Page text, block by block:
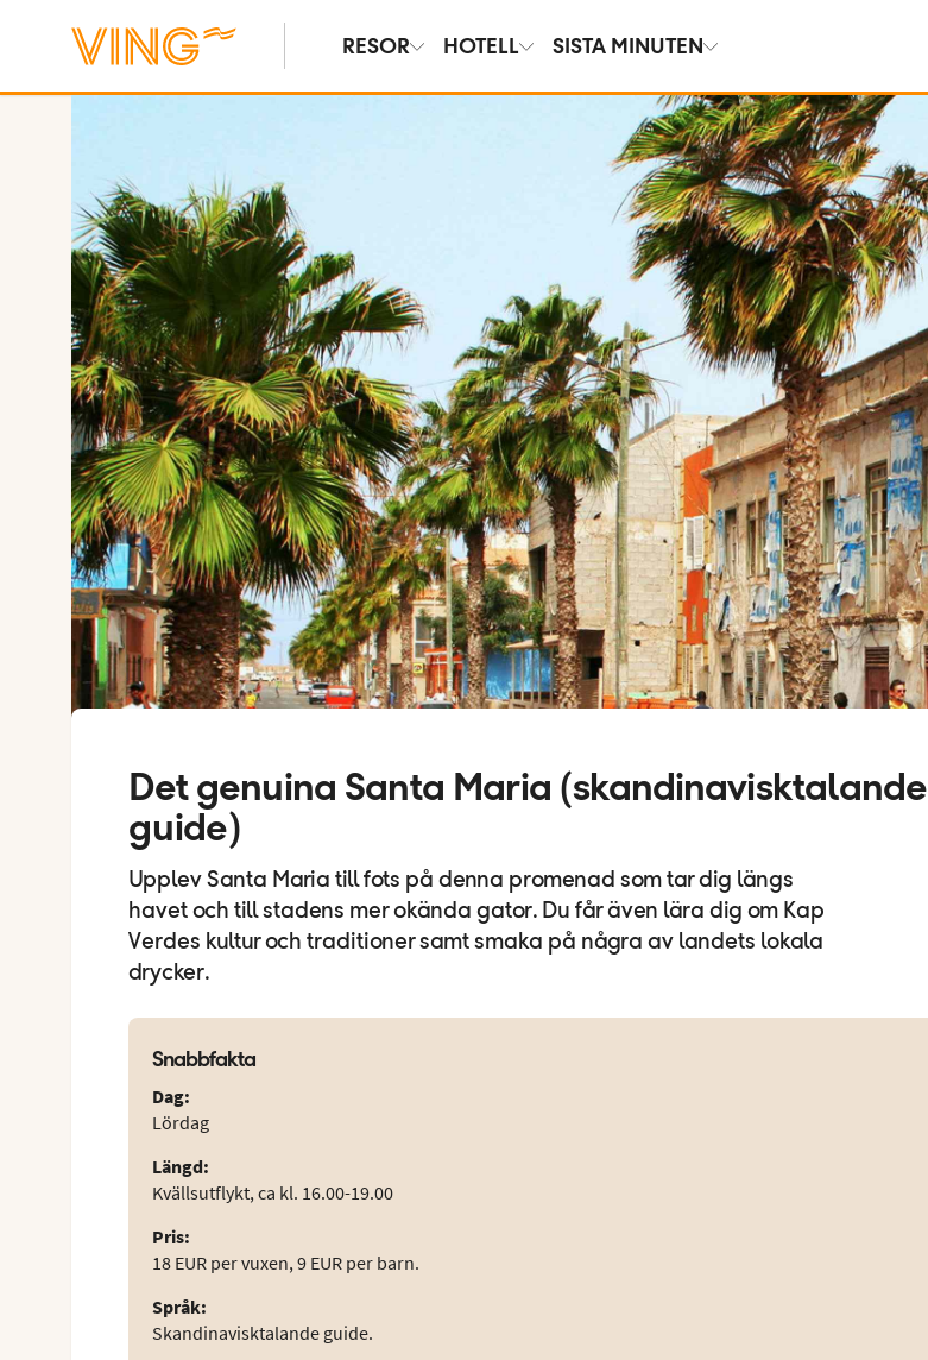
RESOR HOTELL SISTA MINUTEN
Se bilder
Det genuina Santa Maria (skandinavisktalande
guide)
Upplev Santa Maria till fots på denna promenad som tar dig längs
havet och till stadens mer okända gator. Du får även lära dig om Kap
Verdes kultur och traditioner samt smaka på några av landets lokala
drycker.
Snabbfakta
Dag:
Lördag
Längd:
Kvällsutflykt, ca kl. 16.00-19.00
Pris:
18 EUR per vuxen, 9 EUR per barn.
Språk:
Skandinavisktalande guide.